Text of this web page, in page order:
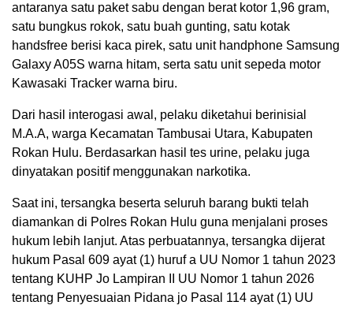
antaranya satu paket sabu dengan berat kotor 1,96 gram,
satu bungkus rokok, satu buah gunting, satu kotak
handsfree berisi kaca pirek, satu unit handphone Samsung
Galaxy A05S warna hitam, serta satu unit sepeda motor
Kawasaki Tracker warna biru.
Dari hasil interogasi awal, pelaku diketahui berinisial
M.A.A, warga Kecamatan Tambusai Utara, Kabupaten
Rokan Hulu. Berdasarkan hasil tes urine, pelaku juga
dinyatakan positif menggunakan narkotika.
Saat ini, tersangka beserta seluruh barang bukti telah
diamankan di Polres Rokan Hulu guna menjalani proses
hukum lebih lanjut. Atas perbuatannya, tersangka dijerat
hukum Pasal 609 ayat (1) huruf a UU Nomor 1 tahun 2023
tentang KUHP Jo Lampiran II UU Nomor 1 tahun 2026
tentang Penyesuaian Pidana jo Pasal 114 ayat (1) UU